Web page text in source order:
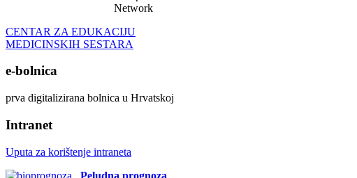
Network
CENTAR ZA EDUKACIJU
MEDICINSKIH SESTARA
e-bolnica
prva digitalizirana bolnica u Hrvatskoj
Intranet
Uputa za korištenje intraneta
Peludna prognoza